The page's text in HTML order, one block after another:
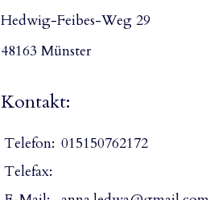
Hedwig-Feibes-Weg 29
48163 Münster
Kontakt:
Telefon: 015150762172
Telefax: